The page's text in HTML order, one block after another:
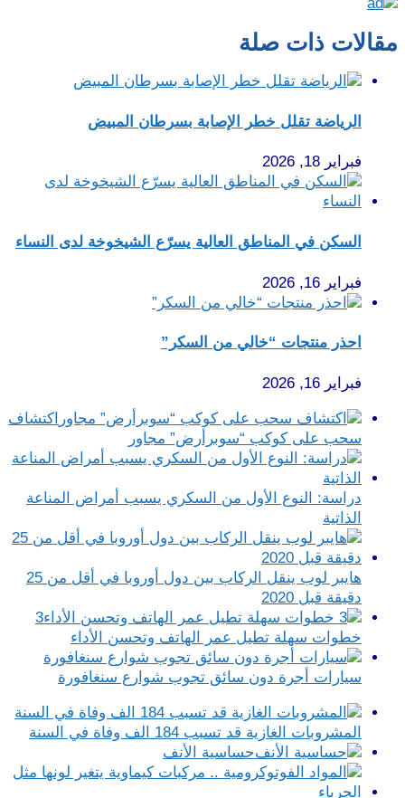
مقالات ذات صلة
الرياضة تقلل خطر الإصابة بسرطان المبيض
فبراير 18, 2026
السكن في المناطق العالية يسرّع الشيخوخة لدى النساء
فبراير 16, 2026
احذر منتجات “خالي من السكر”
فبراير 16, 2026
اكتشاف
سحب على كوكب “سوبرأرض” مجاور
دراسة: النوع الأول من السكري يسبب أمراض المناعة
الذاتية
هايبر لوب ينقل الركاب بين دول أوروبا في أقل من 25
دقيقة قبل 2020
3
خطوات سهلة تطيل عمر الهاتف وتحسن الأداء
سيارات أجرة دون سائق تجوب شوارع سنغافورة
المشروبات الغازية قد تسبب 184 الف وفاة في السنة
حساسية الأنف